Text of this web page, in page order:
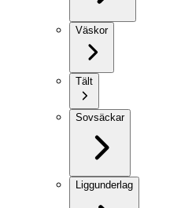
Väskor
Tält
Sovsäckar
Liggunderlag